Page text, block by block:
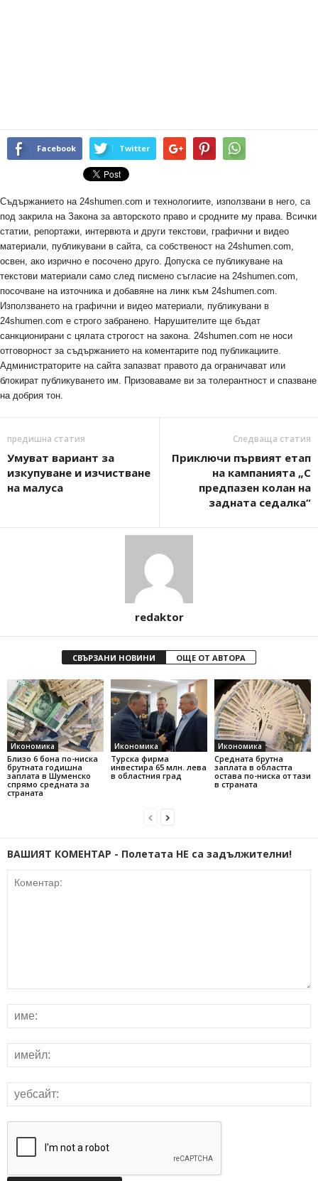
Facebook Twitter
Съдържанието на 24shumen.com и технологиите, използвани в него, са
под закрила на Закона за авторското право и сродните му права. Всички
статии, репортажи, интервюта и други текстови, графични и видео
материали, публикувани в сайта, са собственост на 24shumen.com,
освен, ако изрично е посочено друго. Допуска се публикуване на
текстови материали само след писмено съгласие на 24shumen.com,
посочване на източника и добавяне на линк към 24shumen.com.
Използването на графични и видео материали, публикувани в
24shumen.com е строго забранено. Нарушителите ще бъдат
санкционирани с цялата строгост на закона. 24shumen.com не носи
отговорност за съдържанието на коментарите под публикациите.
Администраторите на сайта запазват правото да ограничават или
блокират публикуването им. Призоваваме ви за толерантност и спазване
на добрия тон.
предишна статия
Умуват вариант за
изкупуване и изчистване
на малуса
Следваща статия
Приключи първият етап
на кампанията „С
предпазен колан на
задната седалка“
redaktor
СВЪРЗАНИ НОВИНИ ОЩЕ ОТ АВТОРА
Икономика
Близо 6 бона по-ниска
брутната годишна
заплата в Шуменско
спрямо средната за
страната
Икономика
Турска фирма
инвестира 65 млн. лева
в областния град
Икономика
Средната брутна
заплата в областта
остава по-ниска от тази
в страната
ВАШИЯТ КОМЕНТАР - Полетата НЕ са задължителни!